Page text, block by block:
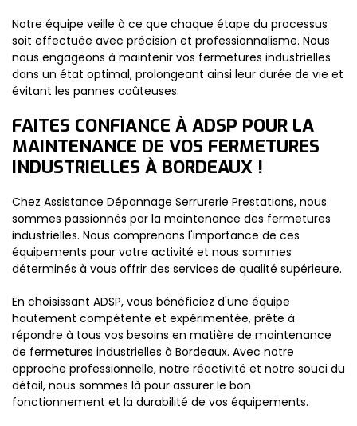
Notre équipe veille à ce que chaque étape du processus
soit effectuée avec précision et professionnalisme. Nous
nous engageons à maintenir vos fermetures industrielles
dans un état optimal, prolongeant ainsi leur durée de vie et
évitant les pannes coûteuses.
FAITES CONFIANCE À ADSP POUR LA
MAINTENANCE DE VOS FERMETURES
INDUSTRIELLES À BORDEAUX !
Chez Assistance Dépannage Serrurerie Prestations, nous
sommes passionnés par la maintenance des fermetures
industrielles. Nous comprenons l'importance de ces
équipements pour votre activité et nous sommes
déterminés à vous offrir des services de qualité supérieure.
En choisissant ADSP, vous bénéficiez d'une équipe
hautement compétente et expérimentée, prête à
répondre à tous vos besoins en matière de maintenance
de fermetures industrielles à Bordeaux. Avec notre
approche professionnelle, notre réactivité et notre souci du
détail, nous sommes là pour assurer le bon
fonctionnement et la durabilité de vos équipements.